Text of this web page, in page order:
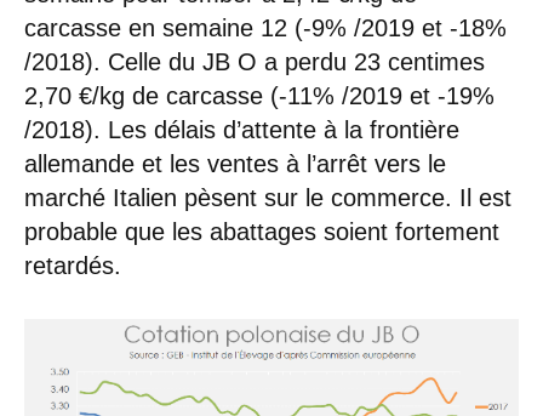
carcasse en semaine 12 (-9% /2019 et -18%
/2018). Celle du JB O a perdu 23 centimes
2,70 €/kg de carcasse (-11% /2019 et -19%
/2018). Les délais d’attente à la frontière
allemande et les ventes à l’arrêt vers le
marché Italien pèsent sur le commerce. Il est
probable que les abattages soient fortement
retardés.